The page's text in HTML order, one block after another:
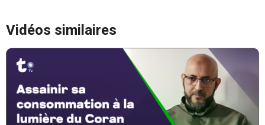
Vidéos similaires